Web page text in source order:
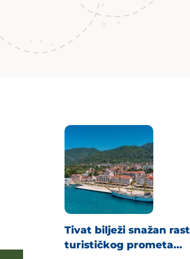
Tivat bilježi snažan rast
turističkog prometa...